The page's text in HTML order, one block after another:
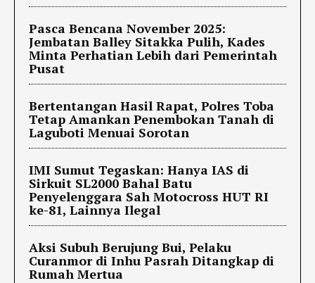
Pasca Bencana November 2025:
Jembatan Balley Sitakka Pulih, Kades
Minta Perhatian Lebih dari Pemerintah
Pusat
Bertentangan Hasil Rapat, Polres Toba
Tetap Amankan Penembokan Tanah di
Laguboti Menuai Sorotan
IMI Sumut Tegaskan: Hanya IAS di
Sirkuit SL2000 Bahal Batu
Penyelenggara Sah Motocross HUT RI
ke-81, Lainnya Ilegal
Aksi Subuh Berujung Bui, Pelaku
Curanmor di Inhu Pasrah Ditangkap di
Rumah Mertua